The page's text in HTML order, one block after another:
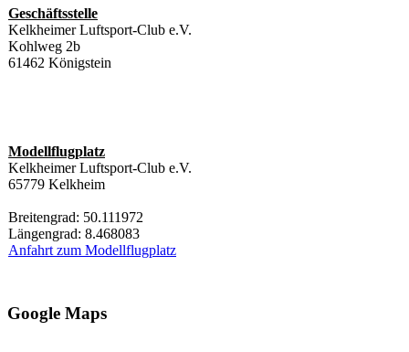
Geschäftsstelle
Kelkheimer Luftsport-Club e.V.
Kohlweg 2b
61462 Königstein
Modellflugplatz
Kelkheimer Luftsport-Club e.V.
65779 Kelkheim
Breitengrad: 50.111972
Längengrad: 8.468083
Anfahrt zum Modellflugplatz
Google Maps